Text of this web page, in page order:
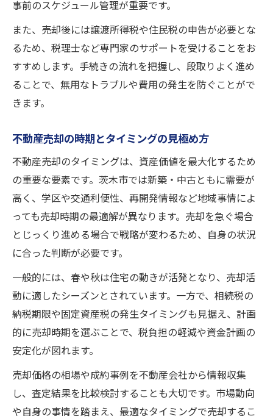
事前のスケジュール管理が重要です。
また、売却後には譲渡所得税や住民税の申告が必要とな
るため、税理士など専門家のサポートを受けることをお
すすめします。手続きの流れを把握し、段取りよく進め
ることで、無用なトラブルや費用の発生を防ぐことがで
きます。
不動産売却の時期とタイミングの見極め方
不動産売却のタイミングは、資産価値を最大化するため
の重要な要素です。茨木市では新築・中古ともに需要が
高く、学区や交通利便性、再開発情報など地域事情によ
っても売却時期の最適解が異なります。売却を急ぐ場合
とじっくり進める場合で戦略が変わるため、自身の状況
に合った判断が必要です。
一般的には、春や秋は住宅の動きが活発となり、売却活
動に適したシーズンとされています。一方で、相続税の
納税期限や固定資産税の発生タイミングも見据え、計画
的に売却時期を選ぶことで、税負担の軽減や資金計画の
安定化が図れます。
売却価格の相場や成約事例を不動産会社から情報収集
し、査定結果を比較検討することも大切です。市場動向
や自身の事情を踏まえ、最適なタイミングで売却するこ